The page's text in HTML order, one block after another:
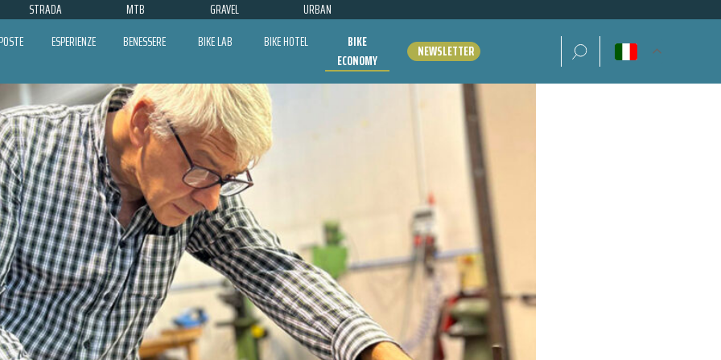
STRADA MTB GRAVEL URBAN
ESPERIENZE BENESSERE BIKE LAB BIKE HOTEL
BIKE
ECONOMY
NEWSLETTER Ricerca per: